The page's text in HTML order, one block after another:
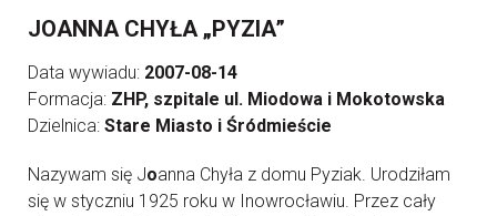
JOANNA CHYŁA „PYZIA”
Data wywiadu: 2007-08-14
Formacja: ZHP, szpitale ul. Miodowa i Mokotowska
Dzielnica: Stare Miasto i Śródmieście
Nazywam się Joanna Chyła z domu Pyziak. Urodziłam
się w styczniu 1925 roku w Inowrocławiu. Przez cały